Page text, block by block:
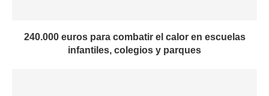
240.000 euros para combatir el calor en escuelas
infantiles, colegios y parques